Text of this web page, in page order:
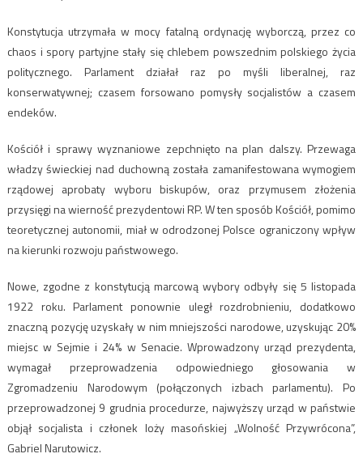
Konstytucja utrzymała w mocy fatalną ordynację wyborczą, przez co
chaos i spory partyjne stały się chlebem powszednim polskiego życia
politycznego. Parlament działał raz po myśli liberalnej, raz
konserwatywnej; czasem forsowano pomysły socjalistów a czasem
endeków.
Kościół i sprawy wyznaniowe zepchnięto na plan dalszy. Przewaga
władzy świeckiej nad duchowną została zamanifestowana wymogiem
rządowej aprobaty wyboru biskupów, oraz przymusem złożenia
przysięgi na wierność prezydentowi RP. W ten sposób Kościół, pomimo
teoretycznej autonomii, miał w odrodzonej Polsce ograniczony wpływ
na kierunki rozwoju państwowego.
Nowe, zgodne z konstytucją marcową wybory odbyły się 5 listopada
1922 roku. Parlament ponownie uległ rozdrobnieniu, dodatkowo
znaczną pozycję uzyskały w nim mniejszości narodowe, uzyskując 20%
miejsc w Sejmie i 24% w Senacie. Wprowadzony urząd prezydenta,
wymagał przeprowadzenia odpowiedniego głosowania w
Zgromadzeniu Narodowym (połączonych izbach parlamentu). Po
przeprowadzonej 9 grudnia procedurze, najwyższy urząd w państwie
objął socjalista i członek loży masońskiej „Wolność Przywrócona”,
Gabriel Narutowicz.